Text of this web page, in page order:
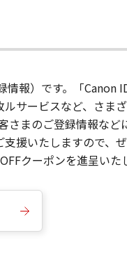
報）です。「Canon
サービスなど、さま
さまのご登録情報など
援いたしますので、
クーポンを進呈いた